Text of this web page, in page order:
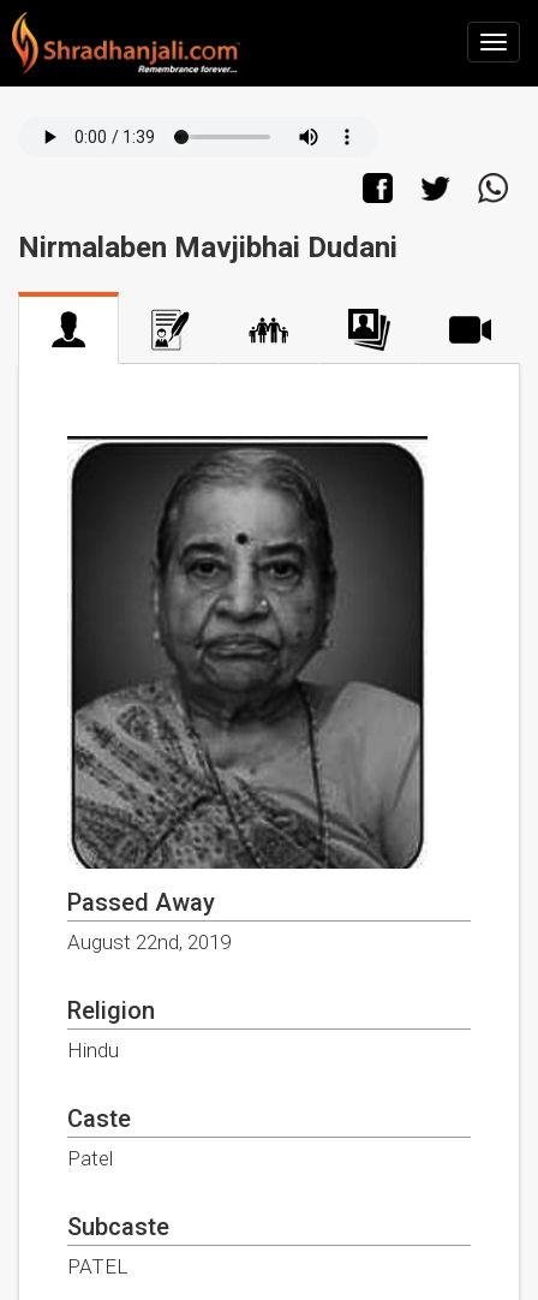
Nirmalaben Mavjibhai Dudani
Passed Away
August 22nd, 2019
Religion
Hindu
Caste
Patel
Subcaste
PATEL